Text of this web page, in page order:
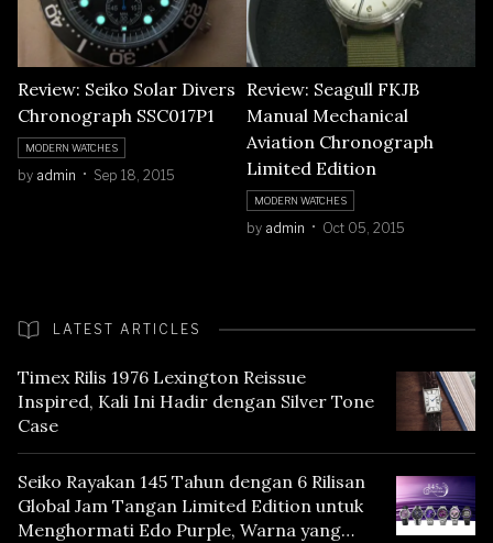
Review: Seiko Solar Divers
Chronograph SSC017P1
MODERN WATCHES
by admin Sep 18, 2015
Review: Seagull FKJB
Manual Mechanical
Aviation Chronograph
Limited Edition
MODERN WATCHES
by admin Oct 05, 2015
LATEST ARTICLES
Timex Rilis 1976 Lexington Reissue
Inspired, Kali Ini Hadir dengan Silver Tone
Case
Seiko Rayakan 145 Tahun dengan 6 Rilisan
Global Jam Tangan Limited Edition untuk
Menghormati Edo Purple, Warna yang